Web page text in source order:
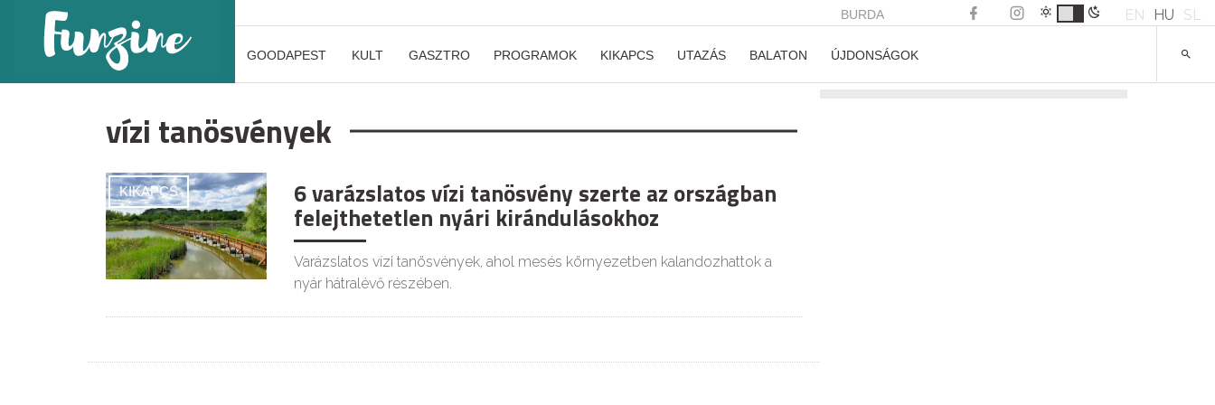
BURDA EN HU SL
GOODAPEST KULT GASZTRO PROGRAMOK KIKAPCS UTAZÁS BALATON ÚJDONSÁGOK
vízi tanösvények
KIKAPCS 6 varázslatos vízi tanösvény szerte az országban
felejthetetlen nyári kirándulásokhoz
Varázslatos vízi tanösvények, ahol mesés környezetben kalandozhattok a
nyár hátralévő részében.